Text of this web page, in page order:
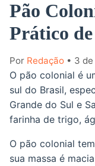
Pão
Prático
Por Redação • 3
O pão colonial é
sul do Brasil,
Grande do Sul e
farinha de trigo,
O pão colonial
sua massa é